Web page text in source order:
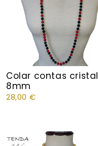
Colar contas cristal
8mm
28,00 €